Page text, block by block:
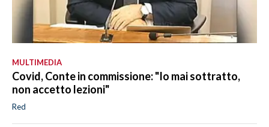
MULTIMEDIA
Covid, Conte in commissione: "Io mai sottratto,
non accetto lezioni"
Red